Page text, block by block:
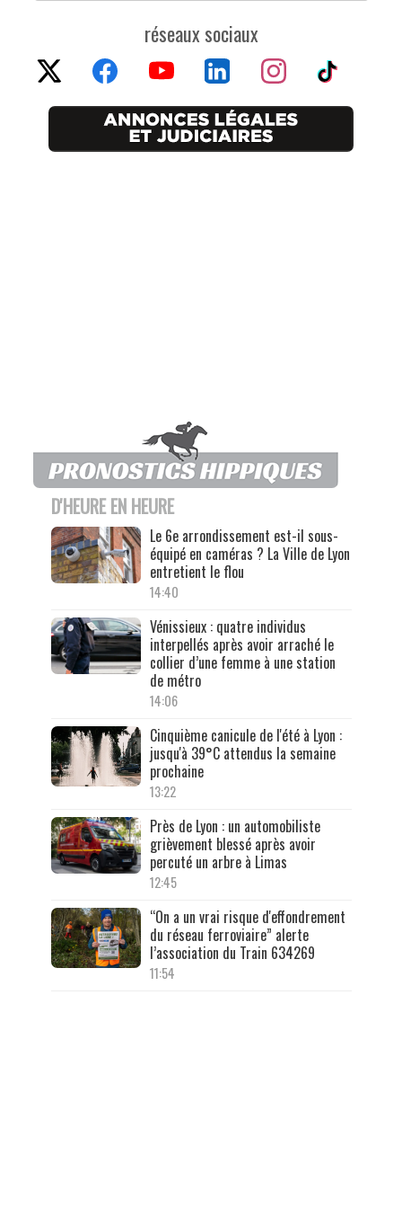
réseaux sociaux
D'HEURE EN HEURE
Le 6e arrondissement est-il sous-
équipé en caméras ? La Ville de Lyon
entretient le flou
14:40
Vénissieux : quatre individus
interpellés après avoir arraché le
collier d’une femme à une station
de métro
14:06
Cinquième canicule de l'été à Lyon :
jusqu'à 39°C attendus la semaine
prochaine
13:22
Près de Lyon : un automobiliste
grièvement blessé après avoir
percuté un arbre à Limas
12:45
“On a un vrai risque d'effondrement
du réseau ferroviaire” alerte
l’association du Train 634269
11:54